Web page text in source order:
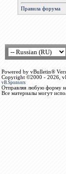
Правила форума
Powered by vBulletin®
Copyright ©2000 - 2026,
vB.Sponsors
Отправляя любую форму
Все материалы могут